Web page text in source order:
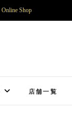
Shop
店舗一覧